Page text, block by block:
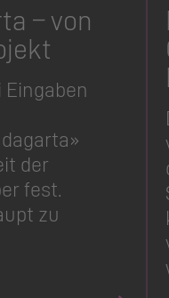
– von
der
fest.
zu